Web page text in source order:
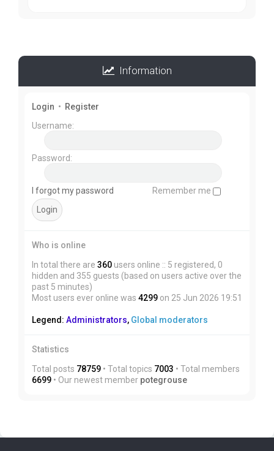
Information
Login • Register
Username:
Password:
I forgot my password Remember me
Who is online
In total there are 360 users online :: 5 registered, 0
hidden and 355 guests (based on users active over the
past 5 minutes)
Most users ever online was 4299 on 25 Jun 2026 19:51
Legend: Administrators, Global moderators
Statistics
Total posts 78759 • Total topics 7003 • Total members
6699 • Our newest member potegrouse